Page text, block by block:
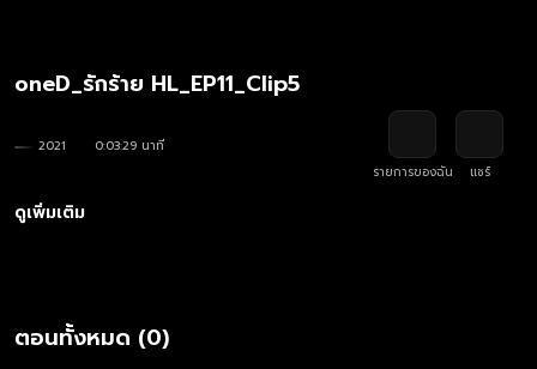
oneD_รักร้าย HL_EP11_Clip5
2021
0:03:29 นาที
รายการของฉัน
แชร์
ดูเพิ่มเติม
ตอนทั้งหมด (0)